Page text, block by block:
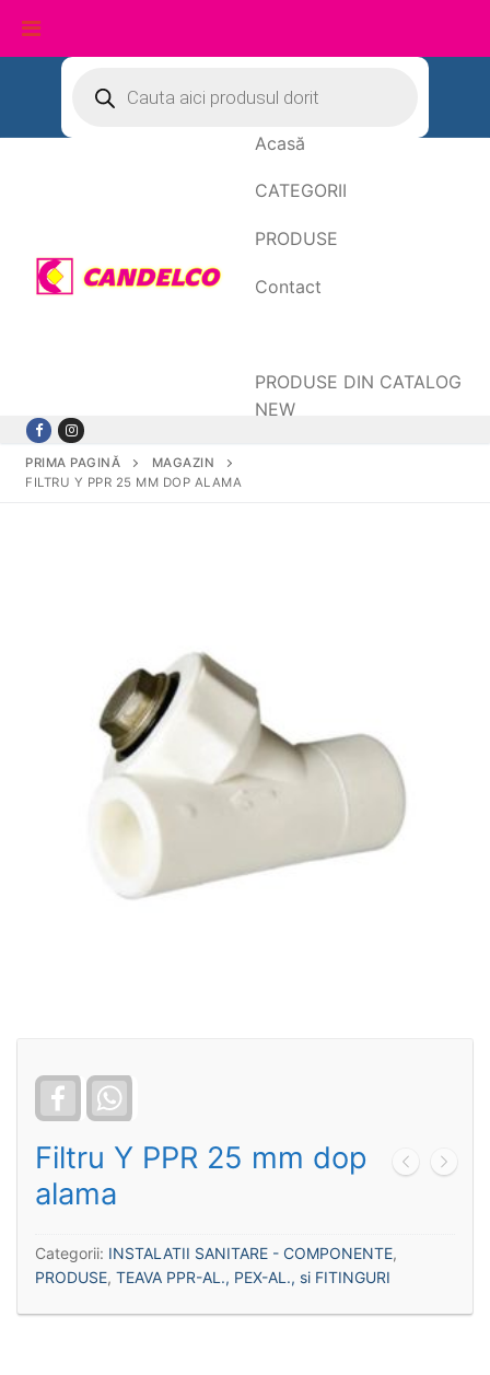
conținut
search
Acasă
CATEGORII
PRODUSE
Contact
PRODUSE DIN CATALOG
NEW
PRIMA PAGINĂ
MAGAZIN
FILTRU Y PPR 25 MM DOP ALAMA
Facebook
Filtru Y PPR 25 mm dop
alama
Categorii: INSTALATII SANITARE - COMPONENTE,
PRODUSE, TEAVA PPR-AL., PEX-AL., si FITINGURI